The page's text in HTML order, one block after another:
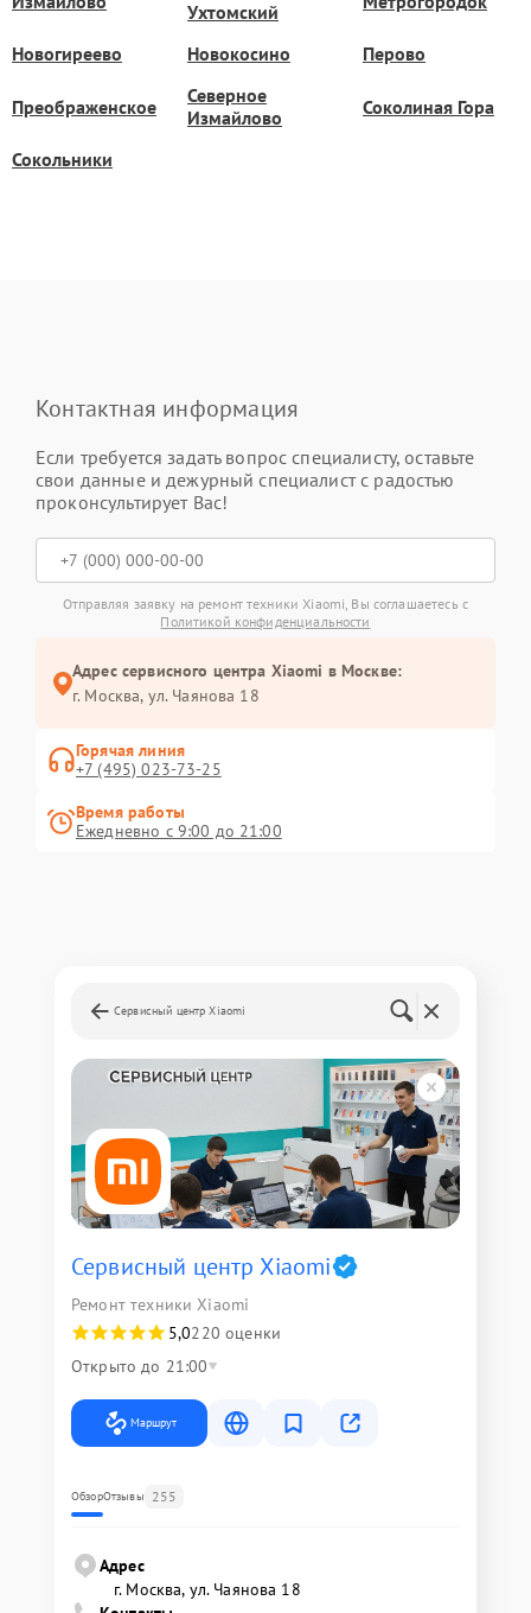
Ухтомский
Новогиреево Новокосино Перово
Преображенское
Северное
Измайлово
Соколиная Гора
Сокольники
Контактная информация
Если требуется задать вопрос специалисту, оставьте
свои данные и дежурный специалист с радостью
проконсультирует Вас!
Отправляя заявку на ремонт техники Xiaomi, Вы соглашаетесь с
Политикой конфиденциальности
Адрес сервисного центра Xiaomi в Москве:
г. Москва, ул. Чаянова 18
Горячая линия
+7 (495) 023-73-25
Время работы
Ежедневно с 9:00 до 21:00
Сервисный центр Xiaomi
Сервисный центр Xiaomi
Ремонт техники Xiaomi
5,0220 оценки
Открыто до 21:00
Маршрут
ОбзорОтзывы 255
Адрес
г. Москва, ул. Чаянова 18